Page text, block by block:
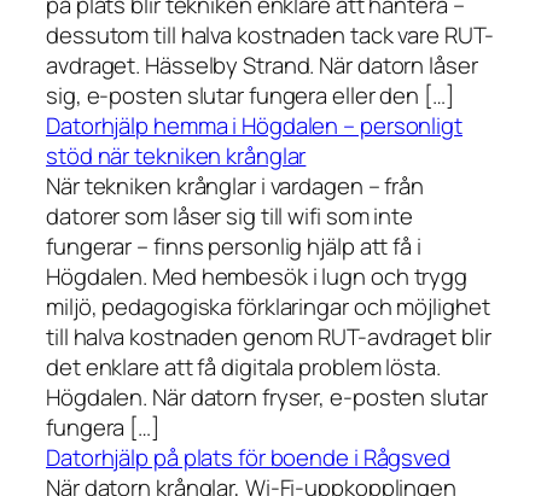
dessutom till halva kostnaden tack vare RUT-
avdraget. Hässelby Strand. När datorn låser
sig, e-posten slutar fungera eller den […]
Datorhjälp hemma i Högdalen – personligt
stöd när tekniken krånglar
När tekniken krånglar i vardagen – från
datorer som låser sig till wifi som inte
fungerar – finns personlig hjälp att få i
Högdalen. Med hembesök i lugn och trygg
miljö, pedagogiska förklaringar och möjlighet
till halva kostnaden genom RUT-avdraget blir
det enklare att få digitala problem lösta.
Högdalen. När datorn fryser, e-posten slutar
fungera […]
Datorhjälp på plats för boende i Rågsved
När datorn krånglar, Wi-Fi-uppkopplingen